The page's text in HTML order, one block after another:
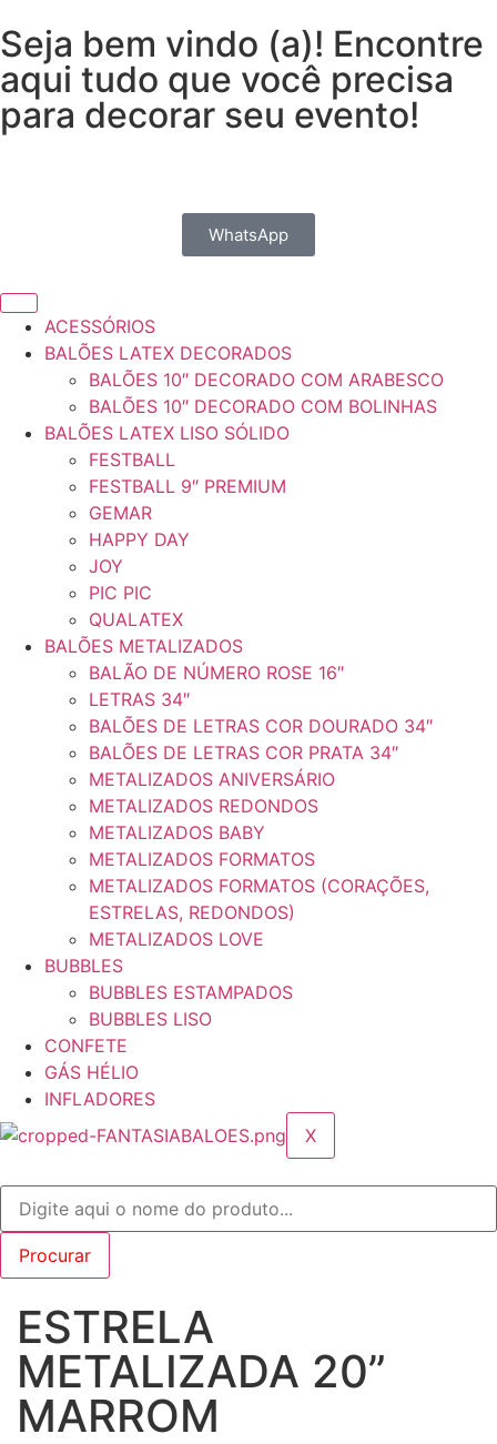
Seja bem vindo (a)! Encontre
aqui tudo que você precisa
para decorar seu evento!
WhatsApp
ACESSÓRIOS
BALÕES LATEX DECORADOS
BALÕES 10″ DECORADO COM ARABESCO
BALÕES 10″ DECORADO COM BOLINHAS
BALÕES LATEX LISO SÓLIDO
FESTBALL
FESTBALL 9″ PREMIUM
GEMAR
HAPPY DAY
JOY
PIC PIC
QUALATEX
BALÕES METALIZADOS
BALÃO DE NÚMERO ROSE 16″
LETRAS 34″
BALÕES DE LETRAS COR DOURADO 34″
BALÕES DE LETRAS COR PRATA 34″
METALIZADOS ANIVERSÁRIO
METALIZADOS REDONDOS
METALIZADOS BABY
METALIZADOS FORMATOS
METALIZADOS FORMATOS (CORAÇÕES,
ESTRELAS, REDONDOS)
METALIZADOS LOVE
BUBBLES
BUBBLES ESTAMPADOS
BUBBLES LISO
CONFETE
GÁS HÉLIO
INFLADORES
X
ESTRELA
METALIZADA 20”
MARROM